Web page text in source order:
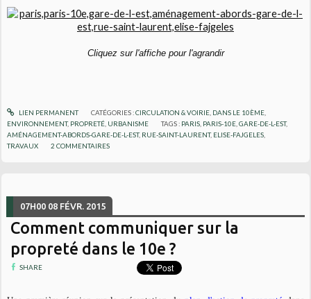
Cliquez sur l'affiche pour l'agrandir
LIEN PERMANENT CATÉGORIES :CIRCULATION & VOIRIE, DANS LE 10ÈME,
ENVIRONNEMENT, PROPRETÉ URBANISME TAGS : PARIS PARIS-10E ,GARE-DE-L-EST,
AMÉNAGEMENT-ABORDS-GARE-DE-L-EST, RUE-SAINT-LAURENT, ELISE-FAJGELES
TRAVAUX
2 COMMENTAIRES
07H00 08 FÉVR. 2015
Comment communiquer sur la
propreté dans le 10e ?
SHARE